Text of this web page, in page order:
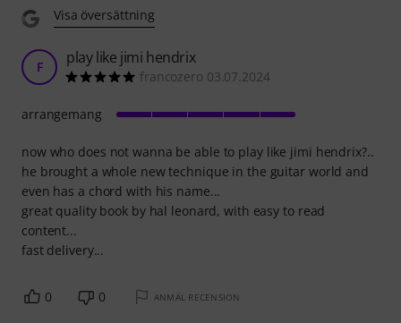
Visa översättning
F play like jimi hendrix
francozero 03.07.2024
now who does not wanna be able to play like jimi hendrix?..
he brought a whole new technique in the guitar world and
even has a chord with his name...
great quality book by hal leonard, with easy to read
content...
fast delivery...
arrangemang
0 0 ANMÄL RECENSION